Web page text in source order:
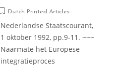
Dutch Printed Articles
Nederlandse Staatscourant,
1 oktober 1992, pp.9-11. ~~~
Naarmate het Europese
integratieproces